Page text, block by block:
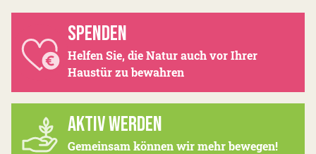
SPENDEN
Helfen Sie, die Natur auch vor Ihrer
Haustür zu bewahren
AKTIV WERDEN
Gemeinsam können wir mehr bewegen!